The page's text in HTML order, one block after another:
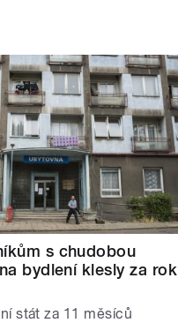
s chudobou
bydlení klesly za rok
stát za 11 měsíců